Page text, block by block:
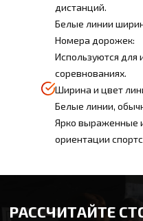
дистанций.
Белые линии
Номера дорожек:
Используются для
соревнованиях.
Ширина и цвет
Белые линии,
Ярко выраженные
ориентации
РАССЧИТАЙТЕ